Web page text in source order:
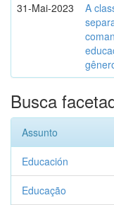
31-Mai-2023
A
Busca
Assunto
Educación
Educação